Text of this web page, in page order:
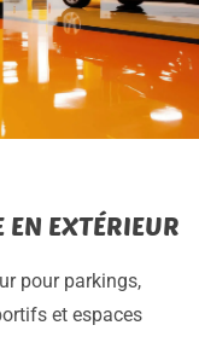
EXTÉRIEUR
pour parkings,
et espaces